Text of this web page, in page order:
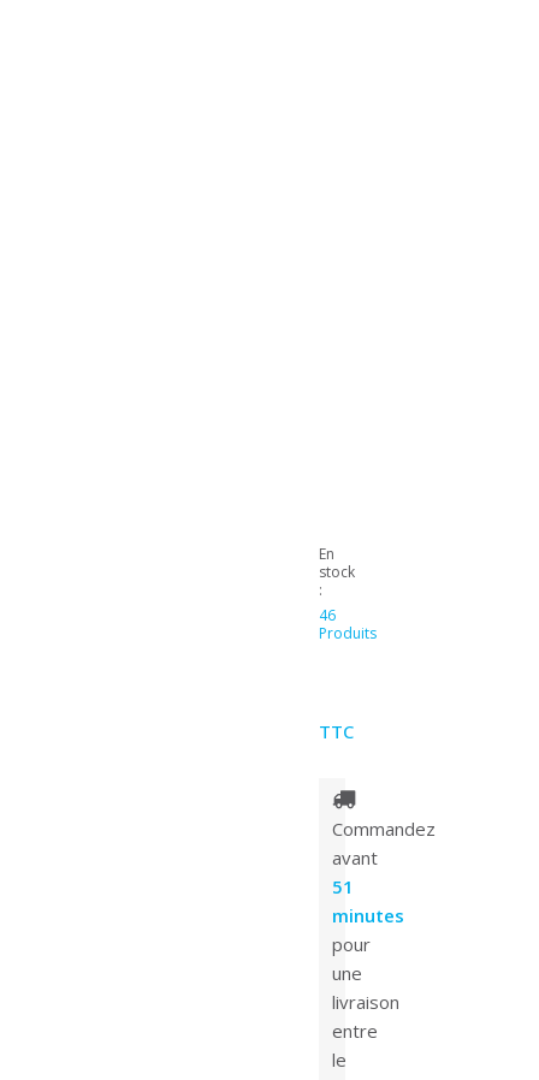
En
stock
:
46
Produits
TTC
Commandez
avant
51
minutes
pour
une
livraison
entre
le